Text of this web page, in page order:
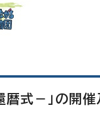
式－」の開